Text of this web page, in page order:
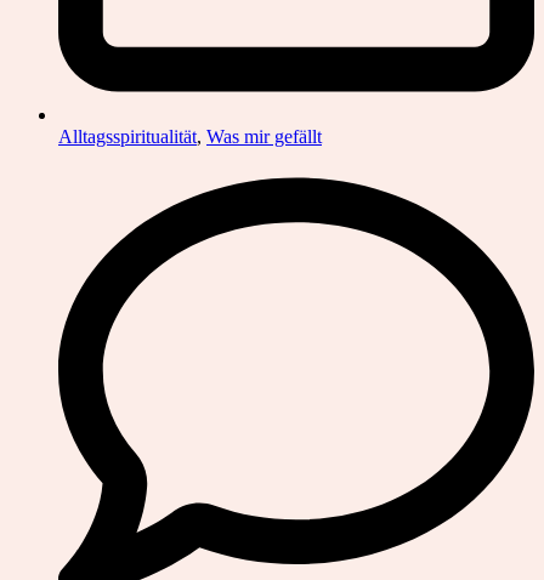
Alltagsspiritualität, Was mir gefällt